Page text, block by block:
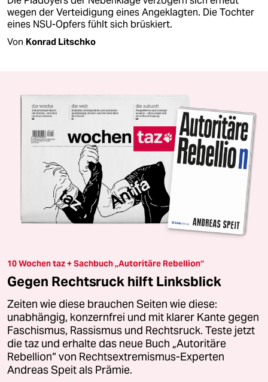
wegen der Verteidigung eines Angeklagten. Die Tochter
eines NSU-Opfers fühlt sich brüskiert.
Von Konrad Litschko
10 Wochen taz + Sachbuch „Autoritäre Rebellion“
Gegen Rechtsruck hilft Linksblick
Zeiten wie diese brauchen Seiten wie diese:
unabhängig, konzernfrei und mit klarer Kante gegen
Faschismus, Rassismus und Rechtsruck. Teste jetzt
die taz und erhalte das neue Buch „Autoritäre
Rebellion“ von Rechtsextremismus-Experten
Andreas Speit als Prämie.